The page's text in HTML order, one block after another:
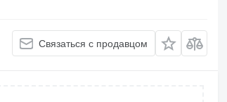
Связаться с продавцом